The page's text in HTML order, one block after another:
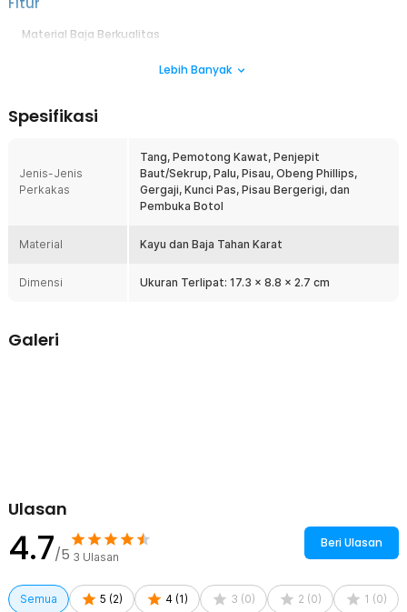
Material Baja Berkualitas
kokoh dan awet untuk digunakan. Pegangan alat ini didesain agar
Alat Multifungsi
pemotong kawat, penjepit baut/sekrup, palu, pisau, obeng phillips,
gergaji, kunci pas, pisau bergerigi, dan pembuka botol.
perlu repot membawa perkakas yang sangat banyak. Anda hanya
perlu membawa satu alat ini saja untuk segala keperluan perkakas
di luar ruangan seperti camping, berpetualang, dan lain-lain.
Lebih Banyak
Spesifikasi
Jenis-Jenis
Perkakas
Tang, Pemotong Kawat, Penjepit
Baut/Sekrup, Palu, Pisau, Obeng Phillips,
Gergaji, Kunci Pas, Pisau Bergerigi, dan
Pembuka Botol
Material Kayu dan Baja Tahan Karat
Dimensi Ukuran Terlipat: 17.3 x 8.8 x 2.7 cm
Galeri
Ulasan
4.7/5 3 Ulasan
Beri Ulasan
Semua 5 (2) 4 (1 ) 3 (0) 2 (0) 1 (0)